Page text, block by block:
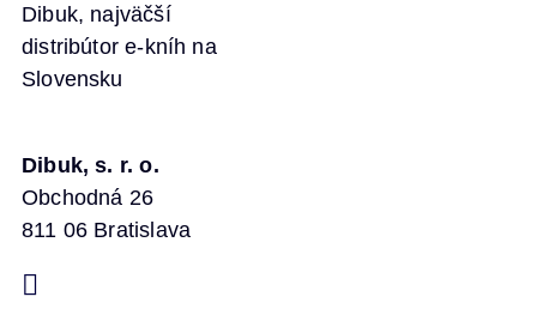
Dibuk, najväčší
distribútor e-kníh na
Slovensku
Dibuk, s. r. o.
Obchodná 26
811 06 Bratislava